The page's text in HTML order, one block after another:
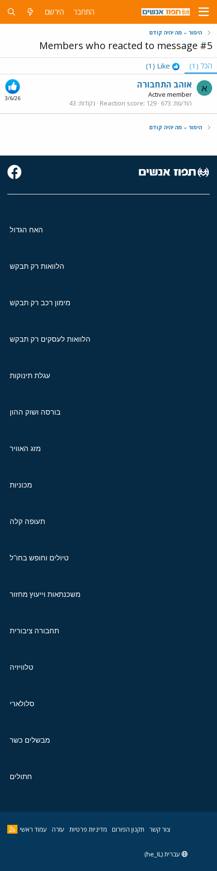
התחבר הירשם
הימור – מה יהיה קודם
Members who reacted to message #5
הכל (1)
Like
(1)
א
3/6/26
אוהב התחבורה
Active member
הודעות 673
Reaction score 129 נקודות 43
הימור – מה יהיה קודם
האח הגדול
הלוואות רק תבקש
מימון רכב רק תבקש
הלוואות לעסקים רק תבקש
עגלת תינוקות
בורסה ושוק ההון
מזג האוויר
מכוניות
תעופה קלה
טיולים וחופש בחו"ל
משכנתאות וייעוץ מחזור
תחבורה ציבורית
טלוויזיה
סלולארי
מבשלים כשר
חתולים
צור קשר תקנון הפורום מדיניות פרטיות עזרה עמוד ראשי
עברית (he_IL)